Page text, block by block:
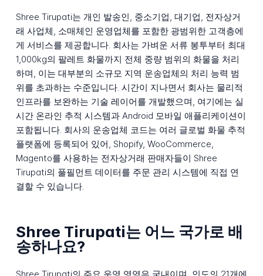
Shree Tirupati는 개인 발송인, 중소기업, 대기업, 전자상거
래 사업체, 소매체인 운영업체를 포함한 광범위한 고객층에
게 서비스를 제공합니다. 회사는 가벼운 서류 봉투부터 최대
1,000kg의 팔레트 화물까지 전체 중량 범위의 화물을 처리
하며, 이는 대부분의 소규모 지역 운송업체의 처리 능력 범
위를 초과하는 수준입니다. 시간이 지나면서 회사는 물리적
인프라를 보완하는 기술 레이어를 개발했으며, 여기에는 실
시간 온라인 추적 시스템과 Android 모바일 애플리케이션이
포함됩니다. 회사의 운송업체 코드는 여러 글로벌 화물 추적
플랫폼에 등록되어 있어, Shopify, WooCommerce,
Magento를 사용하는 전자상거래 판매자들이 Shree
Tirupati의 풀필먼트 데이터를 주문 관리 시스템에 직접 연
결할 수 있습니다.
Shree Tirupati는 어느 국가로 배
송하나요?
Shree Tirupati의 주요 운영 영역은 국내이며, 인도의 21개에